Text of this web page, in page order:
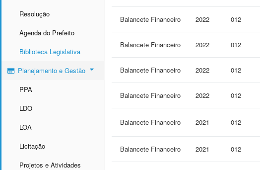
Resolução
Agenda do Prefeito
Biblioteca Legislativa
Planejamento e Gestão
PPA
LDO
LOA
Licitação
Projetos e Atividades
Balancete Financeiro 2022 012
Balancete Financeiro 2022 012
Balancete Financeiro 2022 012
Balancete Financeiro 2022 012
Balancete Financeiro 2021 012
Balancete Financeiro 2021 012